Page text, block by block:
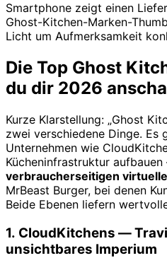
Smartphone zeigt einen
Ghost-Kitchen-Marken-
Licht um Aufmerksamkeit
Die Top Ghost
du dir 2026
Kurze Klarstellung: „Ghost
zwei verschiedene Dinge. Es
Unternehmen wie
Kücheninfrastruktur
verbraucherseitigen
MrBeast Burger, bei denen
Beide Ebenen liefern
1. CloudKitchens —
unsichtbares Imperium